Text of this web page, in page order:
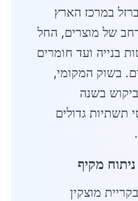
במרכז הארץ
רחב של מוצרים, החל
בנייה ועד חומרים
בשוק המקומי,
לראות עלייה של 15% בביקוש בשנה
תשתיות גדולים
מקיף
מוצקין